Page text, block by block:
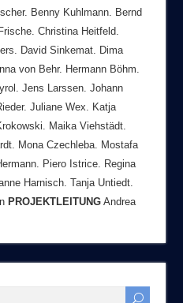
Benny Kuhlmann. Bernd
Christina Heitfeld.
David Sinkemat. Dima
von Behr. Hermann Böhm.
Jens Larssen. Johann
Juliane Wex. Katja
Maika Viehstädt.
Mona Czechleba. Mostafa
Piero Istrice. Regina
Harnisch. Tanja Untiedt.
PROJEKTLEITUNG Andrea